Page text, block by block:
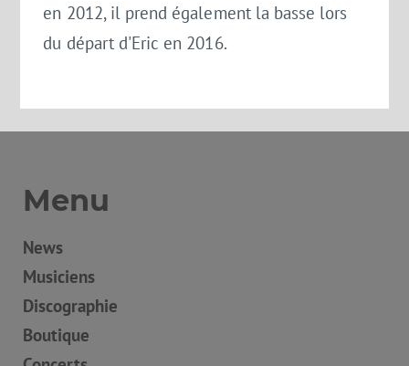
en 2012, il prend également la basse lors
du départ d'Eric en 2016.
Menu
News
Musiciens
Discographie
Boutique